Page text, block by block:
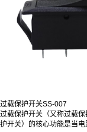
过载保护开关SS-007
过载保护开关（又称过载
护开关）的核心功能是当电